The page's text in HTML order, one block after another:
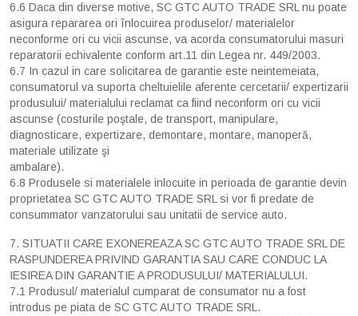
6.6 Daca din diverse motive, SC GTC AUTO TRADE SRL nu poate
asigura repararea ori înlocuirea produselor/ materialelor
neconforme ori cu vicii ascunse, va acorda consumatorului masuri
reparatorii echivalente conform art.11 din Legea nr. 449/2003.
6.7 In cazul in care solicitarea de garantie este neintemeiata,
consumatorul va suporta cheltuielile aferente cercetarii/ expertizarii
produsului/ materialului reclamat ca fiind neconform ori cu vicii
ascunse (costurile poştale, de transport, manipulare,
diagnosticare, expertizare, demontare, montare, manoperă,
materiale utilizate şi
ambalare).
6.8 Produsele si materialele inlocuite in perioada de garantie devin
proprietatea SC GTC AUTO TRADE SRL si vor fi predate de
consummator vanzatorului sau unitatii de service auto.
7. SITUATII CARE EXONEREAZA SC GTC AUTO TRADE SRL DE
RASPUNDEREA PRIVIND GARANTIA SAU CARE CONDUC LA
IESIREA DIN GARANTIE A PRODUSULUI/ MATERIALULUI.
7.1 Produsul/ materialul cumparat de consumator nu a fost
introdus pe piata de SC GTC AUTO TRADE SRL.